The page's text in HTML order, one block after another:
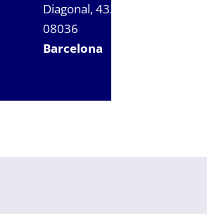
Diagonal, 433,
08036
Barcelona